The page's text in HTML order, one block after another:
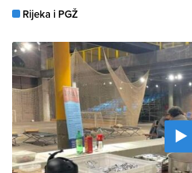
Rijeka i PGŽ